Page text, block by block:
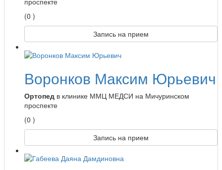
(0 )
Запись на прием
Воронков Максим Юрьевич
Ортопед в клинике ММЦ МЕДСИ на Мичуринском
проспекте
(0 )
Запись на прием